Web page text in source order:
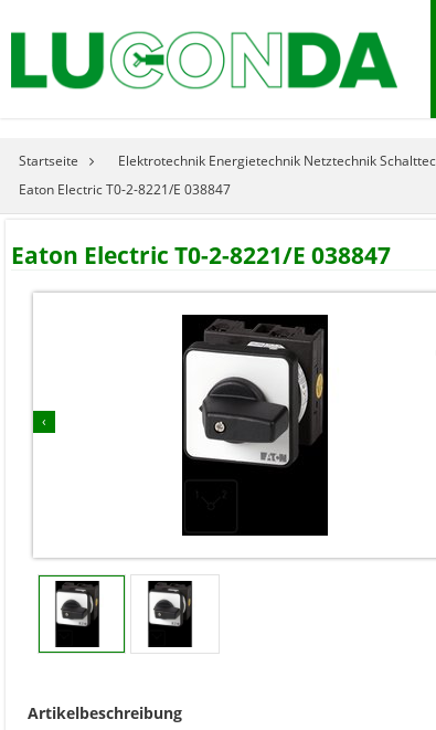
Startseite Elektrotechnik Energietechnik Netztechnik
Eaton Electric T0-2-8221/E 038847
Eaton Electric T0-2-8221/E 038847
‹
Artikelbeschreibung